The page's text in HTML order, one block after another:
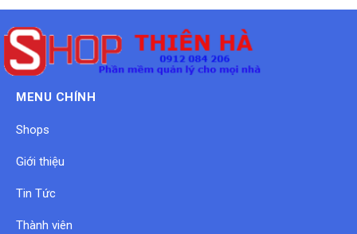
MENU CHÍNH
Shops
Giới thiệu
Tin Tức
Thành viên